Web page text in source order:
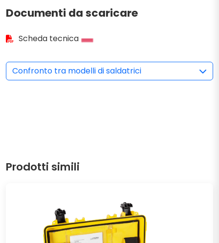
Documenti da scaricare
Scheda tecnica
Confronto tra modelli di saldatrici
Prodotti simili